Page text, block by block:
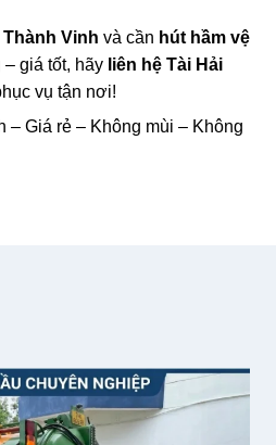
Vinh và cần hút hầm vệ
– giá tốt, hãy liên hệ Tài Hải
vụ tận nơi!
– Giá rẻ – Không mùi – Không